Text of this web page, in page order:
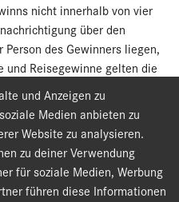
nicht innerhalb von vier
über den
des Gewinners liegen,
und Reisegewinne gelten die
des
das Gewinnspiel zu jedem
und Anzeigen zu
Medien anbieten zu
Website zu analysieren.
zu deiner Verwendung
für soziale Medien, Werbung
führen diese Informationen